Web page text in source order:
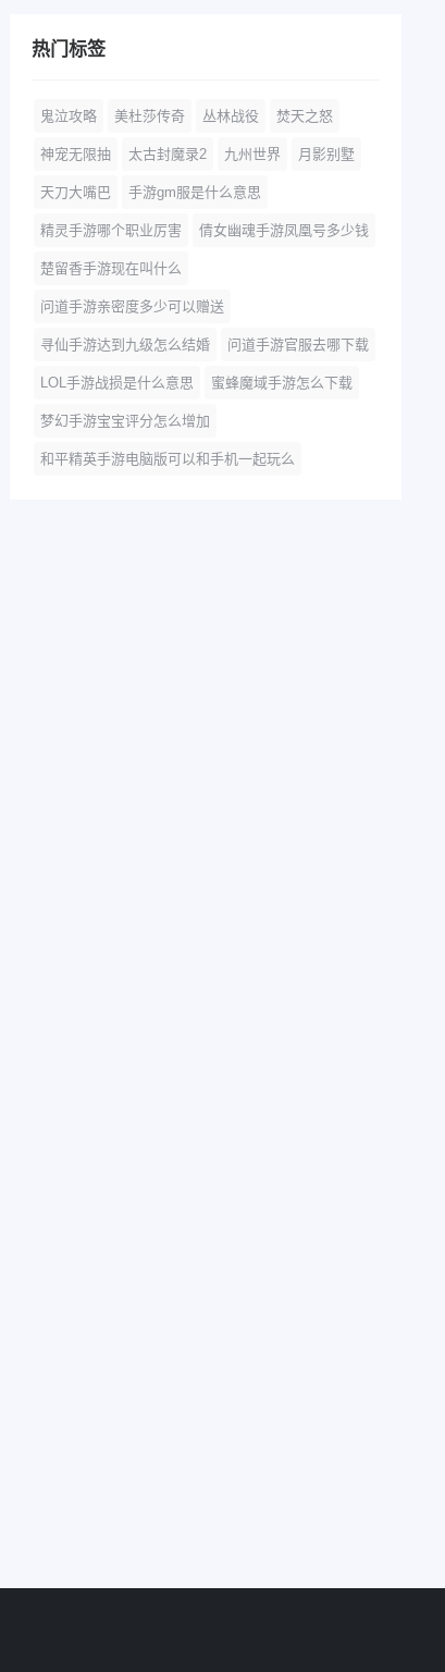
热门标签
鬼泣攻略 美杜莎传奇 丛林战役 焚天之怒
神宠无限抽 太古封魔录2 九州世界 月影别墅
天刀大嘴巴 手游gm服是什么意思
精灵手游哪个职业厉害 倩女幽魂手游凤凰号多少钱
楚留香手游现在叫什么
问道手游亲密度多少可以赠送
寻仙手游达到九级怎么结婚 问道手游官服去哪下载
LOL手游战损是什么意思 蜜蜂魔域手游怎么下载
梦幻手游宝宝评分怎么增加
和平精英手游电脑版可以和手机一起玩么